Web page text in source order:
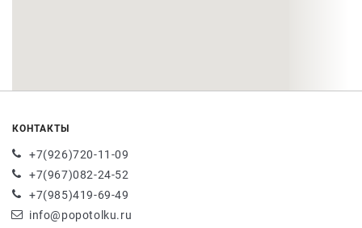
КОНТАКТЫ
+7(926)720-11-09
+7(967)082-24-52
+7(985)419-69-49
info@popotolku.ru